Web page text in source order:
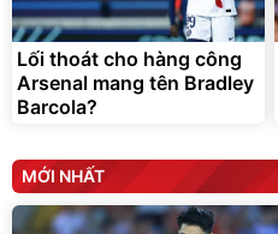
Lối thoát cho hàng công
Arsenal mang tên Bradley
Barcola?
MỚI NHẤT